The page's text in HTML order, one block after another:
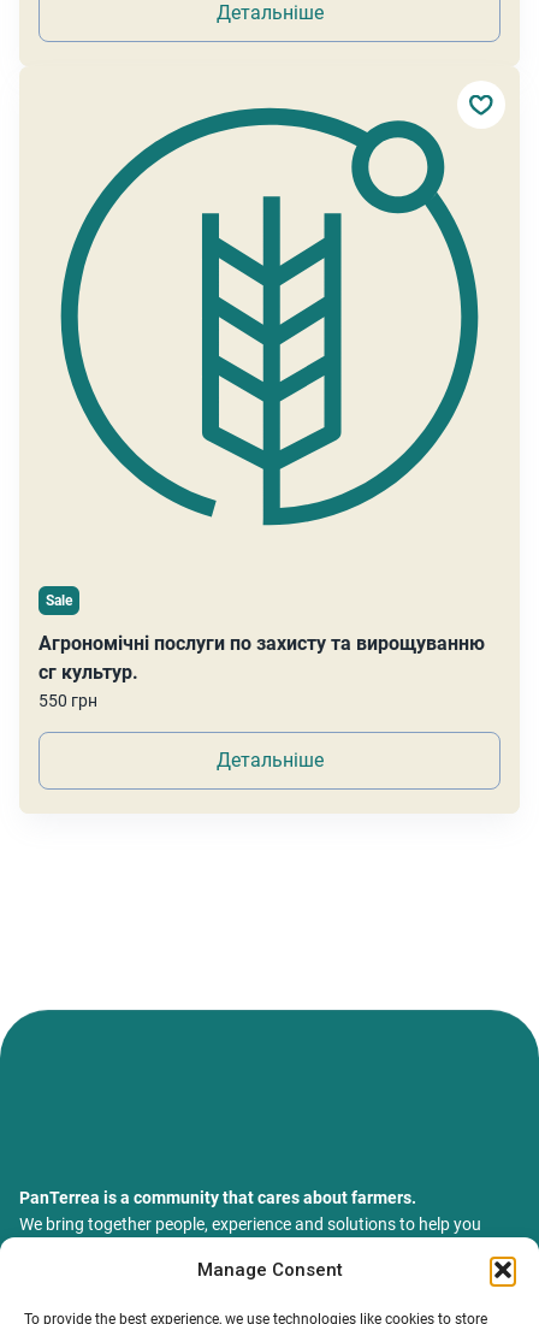
Manage Consent
To provide the best experience, we use technologies like cookies to store
Детальніше
Sale
Агрономічні послуги по захисту та вирощуванню
сг культур.
550 грн
Детальніше
PanTerrea is a community that cares about farmers.
We bring together people, experience and solutions to help you